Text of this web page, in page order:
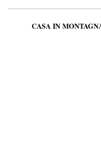
CASA IN